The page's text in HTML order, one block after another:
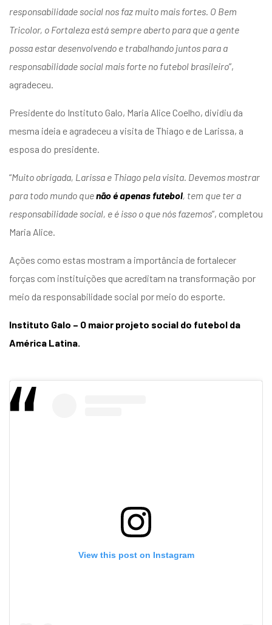
responsabilidade social nos faz muito mais fortes. O Bem
Tricolor, o Fortaleza está sempre aberto para que a gente
possa estar desenvolvendo e trabalhando juntos para a
responsabilidade social mais forte no futebol brasileiro”,
agradeceu.
Presidente do Instituto Galo, Maria Alice Coelho, dividiu da
mesma ideia e agradeceu a visita de Thiago e de Larissa, a
esposa do presidente.
“Muito obrigada, Larissa e Thiago pela visita. Devemos mostrar
para todo mundo quenão é apenas futebol, tem que ter a
responsabilidade social, e é isso o que nós fazemos”, completou
Maria Alice.
Ações como estas mostram a importância de fortalecer
forças com instituições que acreditam na transformação por
meio da responsabilidade social por meio do esporte.
Instituto Galo – O maior projeto social do futebol da
América Latina.
View this post on Instagram